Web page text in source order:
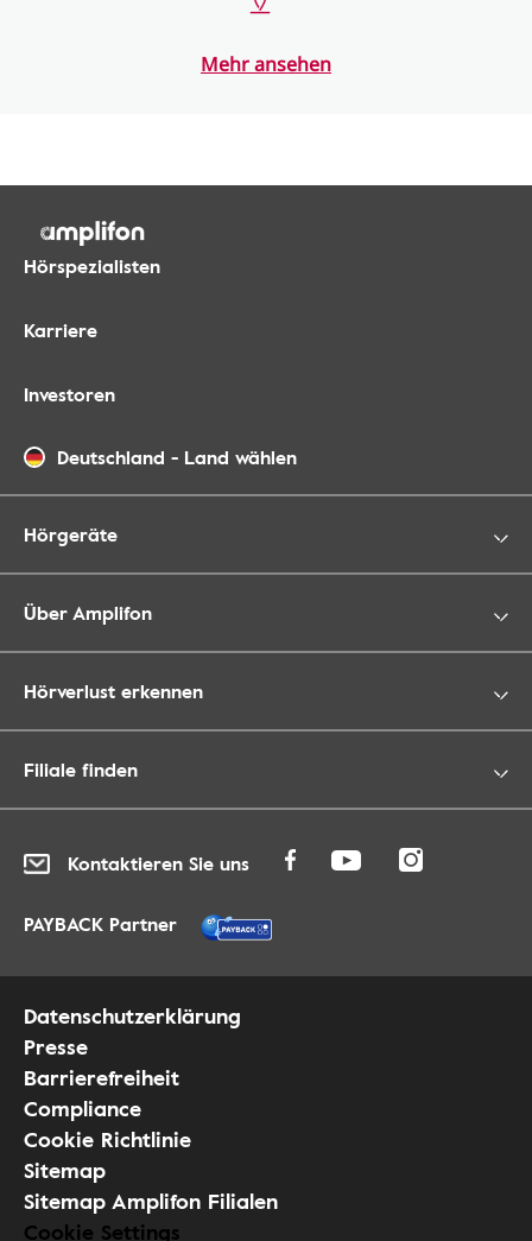
Mehr ansehen
Hörspezialisten
Karriere
Investoren
Deutschland - Land wählen
Hörgeräte
Über Amplifon
Hörverlust erkennen
Filiale finden
Kontaktieren Sie uns
PAYBACK Partner
Datenschutzerklärung
Presse
Barrierefreiheit
Compliance
Cookie Richtlinie
Sitemap
Sitemap Amplifon Filialen
Cookie Settings